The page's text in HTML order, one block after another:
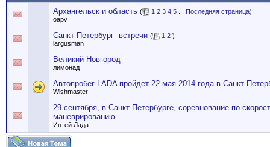
Архангельск и область ( 1 2 3 4 5 Последняя страница)
oapv
Санкт-Петербург -встречи ( 1 2 )
largusman
Великий Новгород
лимонад
Автопробег LADA пройдет 22 мая 2014 года в Санкт-
Wishmaster
29 сентября, в Санкт-Петербурге, соревнование по
маневрированию
Интей Лада